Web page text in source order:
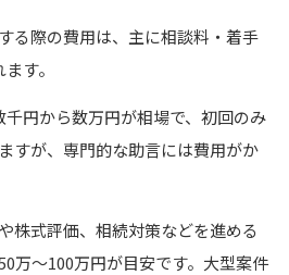
る際の費用は、主に相談料・着手
す。
円から数万円が相場で、初回のみ
すが、専門的な助言には費用がか
株式評価、相続対策などを進める
万～100万円が目安です。大型案件